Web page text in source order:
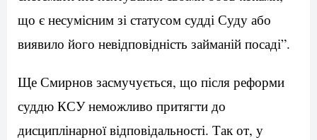
що є несумісним зі статусом судді Суду або
виявило його невідповідність займаній посаді”.
Ще Смирнов засмучується, що після реформи
суддю КСУ неможливо притягти до
дисциплінарної відповідальності. Так от, у